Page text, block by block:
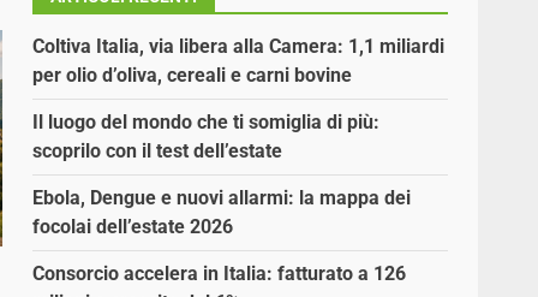
Coltiva Italia, via libera alla Camera: 1,1 miliardi
per olio d’oliva, cereali e carni bovine
Il luogo del mondo che ti somiglia di più:
scoprilo con il test dell’estate
Ebola, Dengue e nuovi allarmi: la mappa dei
focolai dell’estate 2026
Consorcio accelera in Italia: fatturato a 126